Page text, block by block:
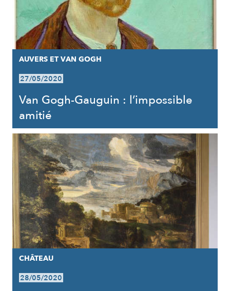
AUVERS ET VAN GOGH
27/05/2020
Van Gogh-Gauguin : l’impossible
amitié
CHÂTEAU
28/05/2020